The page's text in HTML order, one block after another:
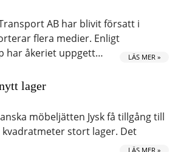
AB har blivit försatt i
flera medier. Enligt
har åkeriet uppgett…
LÄS MER »
lager
möbeljätten Jysk få tillgång till
kvadratmeter stort lager. Det
LÄS MER »